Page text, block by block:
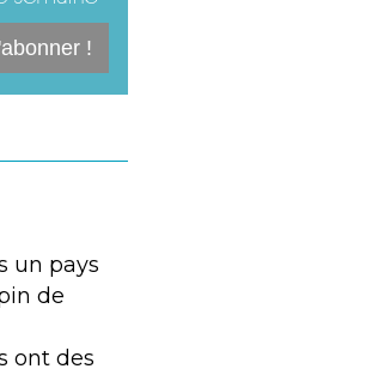
un pays
de
ont des